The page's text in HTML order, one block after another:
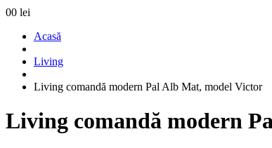
00 lei
Acasă
Living
Living comandă modern Pal Alb Mat, model Victor
Living comandă modern